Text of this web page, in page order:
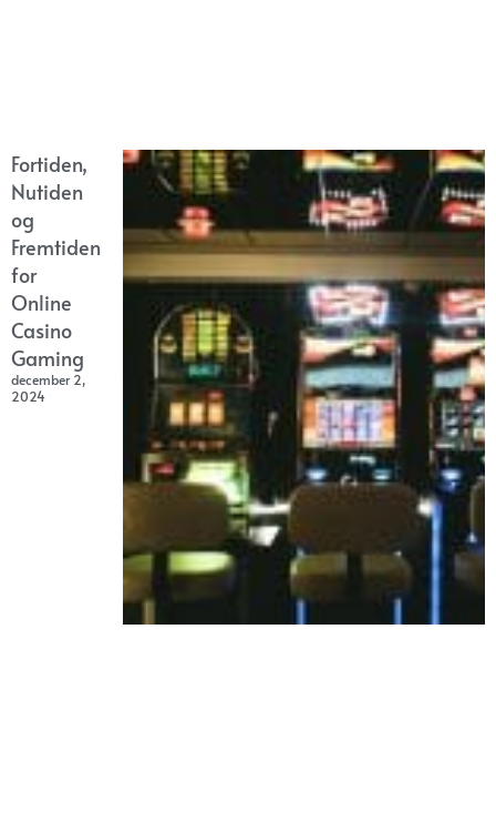
Fortiden,
Nutiden
og
Fremtiden
for
Online
Casino
Gaming
december 2,
2024